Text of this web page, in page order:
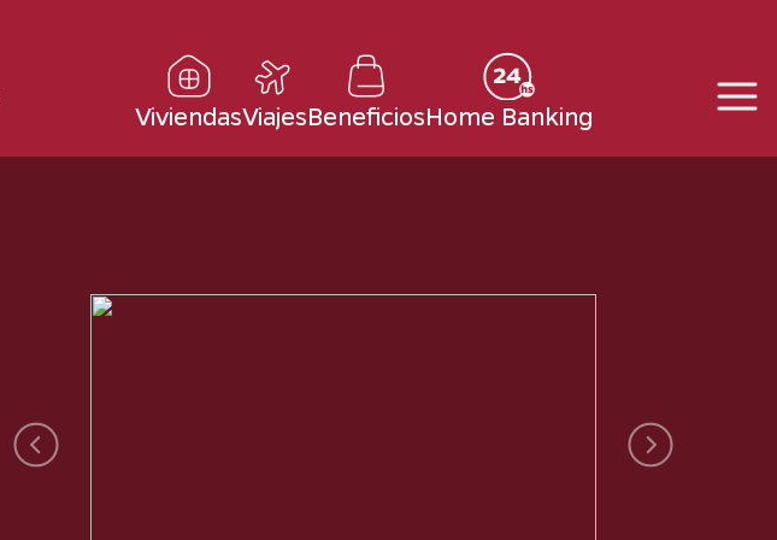
ViviendasViajesBeneficiosHome Banking
Anterior Siguiente